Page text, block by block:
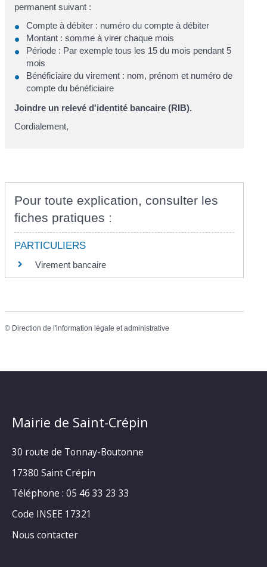
permanent suivant :
Compte à débiter : numéro du compte à débiter
Montant :somme à virer chaque mois
Période : Par exempletous les 15 du mois pendant 5
mois
Bénéficiaire du virement : nom, prénom et numéro de
compte du bénéficiaire
Joindre un relevé d'identité bancaire (RIB).
Cordialement,
Pour toute explication, consulter les
fiches pratiques :
PARTICULIERS
Virement bancaire
© Direction de l'information légale et administrative
Mairie de Saint-Crépin
30 route de Tonnay-Boutonne
17380 Saint Crépin
Téléphone : 05 46 33 23 33
Code INSEE 17321
Nous contacter